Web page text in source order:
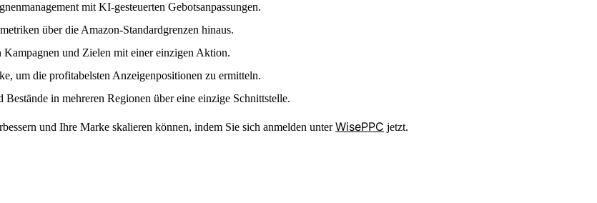
mit KI-gesteuerten Gebotsanpassungen.
über die Amazon-Standardgrenzen hinaus.
Kampagnen und Zielen mit einer einzigen Aktion.
um die profitabelsten Anzeigenpositionen zu ermitteln.
in mehreren Regionen über eine einzige Schnittstelle.
und Ihre Marke skalieren können, indem Sie sich anmelden unterWisePPC jetzt.